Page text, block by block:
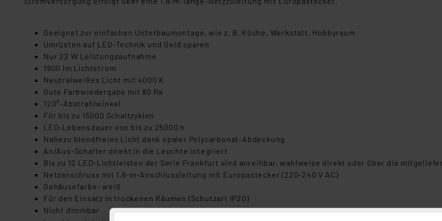
Geeignet zur einfachen Unterbaumontage, wie z. B. Küche, Werkstatt, Hobbyraum
Umrüsten auf LED-Technik und Geld sparen
Nur 22 W Leistungsaufnahme
1900 lm Lichtstrom
Neutralweißes Licht mit 4000 K
Gute Farbwiedergabe mit 80 Ra
120°-Abstrahlwinkel
Für bis zu 15000 Schaltzyklen
LED-Lebensdauer von bis zu 25000 h
Nahezu blendfreies Licht dank opaler Polycarbonat-Abdeckung
An/Aus-Schalter direkt in die Leuchte integriert
Bis zu 12 LED-Lichtleisten der Serie Frankfurt sind anreihbar, wahlweise direkt oder über die
Netzanschluss mit 1,8-m-Anschlussleitung mit Europastecker (220-240 V AC)
Gehäusefarbe: weiß
Für den Einsatz in trockenen Räumen (Schutzart IP20)
Nicht dimmbar